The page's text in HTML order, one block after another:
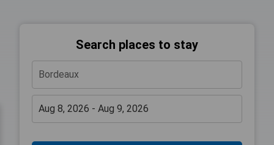
Search places to stay